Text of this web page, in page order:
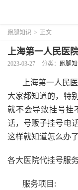
跑腿知识 > 正文
上海第一人民医
2023-03-27 分类： 跑腿
上海第一人民
大家都知道的，特
就不会导致挂号挂
话，号贩子挂号电
这样就知道怎么办了
各大医院代挂号服
服务项目: